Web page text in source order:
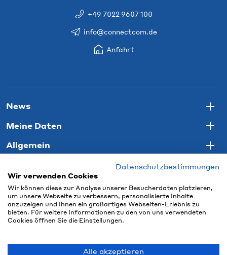
+49 7022 9607 100
info@connectcom.de
Anfahrt
News
Meine Daten
Allgemein
Datenschutzbestimmungen
Wir verwenden Cookies
Wir können diese zur Analyse unserer Besucherdaten platzieren,
um unsere Webseite zu verbessern, personalisierte Inhalte
anzuzeigen und Ihnen ein großartiges Webseiten-Erlebnis zu
bieten. Für weitere Informationen zu den von uns verwendeten
Cookies öffnen Sie die Einstellungen.
Alle akzeptieren